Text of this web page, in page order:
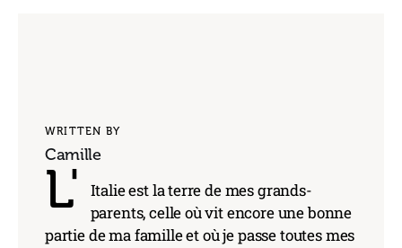
WRITTEN BY
Camille
L'
Italie est la terre de mes grands-
parents, celle où vit encore une bonne
partie de ma famille et où je passe toutes mes